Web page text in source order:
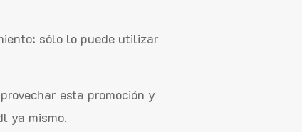
sólo lo puede utilizar
esta promoción y
ya mismo.